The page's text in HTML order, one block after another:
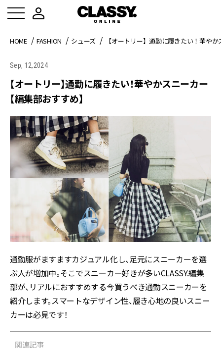
HOME FASHION シューズ 【オートリー】通勤に履きたい！華や
Sep, 12,2024
【オートリー】通勤に履きたい！華やかスニーカー
【編集部おすすめ】
通勤服がますますカジュアル化し、足元にスニーカーを選
ぶ人が増加中。そこでスニーカー好きが多いCLASSY.編集
部が、リアルにおすすめする今買うべき通勤スニーカーを
紹介します。スマートなデザイン性、履き心地の良いスニー
カーは必見です！
関連記事